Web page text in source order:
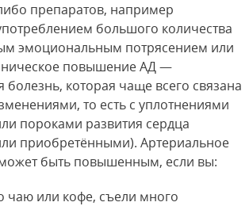
препаратов, например
большого количества
эмоциональным потрясением или
повышение АД —
болезнь, которая чаще всего связана
то есть с уплотнениями
пороками развития сердца
приобретёнными). Артериальное
быть повышенным, если вы:
чаю или кофе, съели много